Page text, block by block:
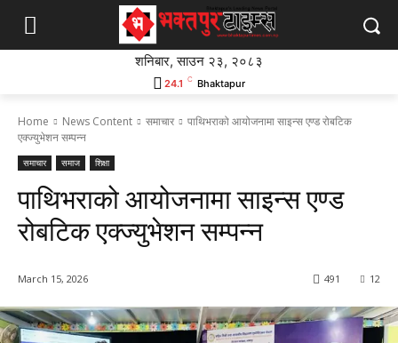
शनिबार, साउन २३, २०८३
24.1 C Bhaktapur
Home News Content समाचार
पाथिभराको आयोजनामा साइन्स एण्ड रोबटिक
एक्ज्युभेशन सम्पन्न
समाचार समाज शिक्षा
पाथिभराको आयोजनामा साइन्स एण्ड
रोबटिक एक्ज्युभेशन सम्पन्न
March 15, 2026 12
491